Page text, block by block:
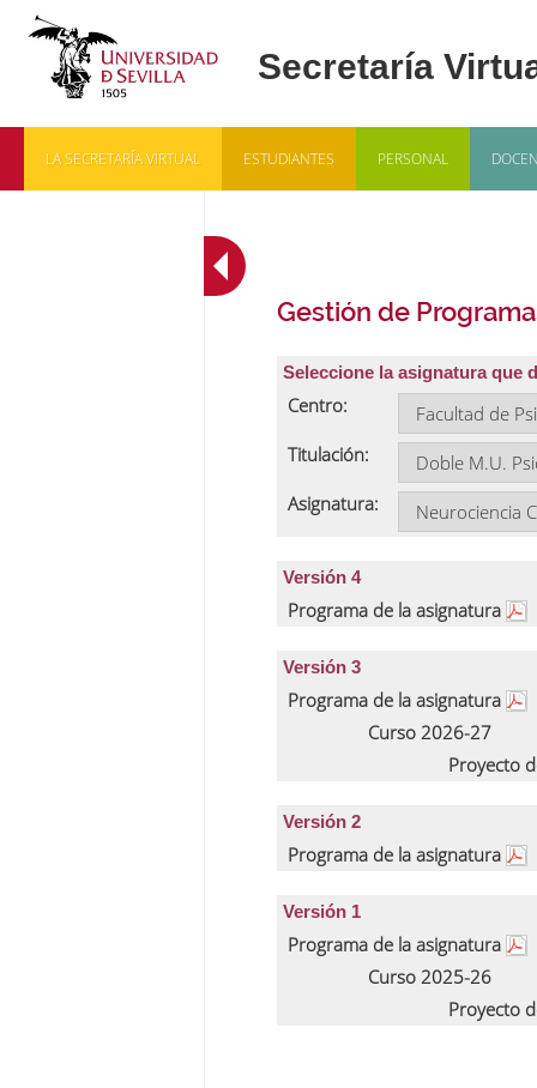
LA SECRETARÍA VIRTUAL ESTUDIANTES PERSONAL
Gestión de
Seleccione la asignatura que
Centro:
Titulación:
Asignatura:
Versión 4
Programa de la asignatura
Versión 3
Programa de la asignatura
Curso 2026-27
Proyecto
Versión 2
Programa de la asignatura
Versión 1
Programa de la asignatura
Curso 2025-26
Proyecto